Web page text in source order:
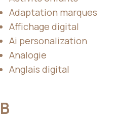
Adaptation marques
Affichage digital
Ai personalization
Analogie
Anglais digital
B